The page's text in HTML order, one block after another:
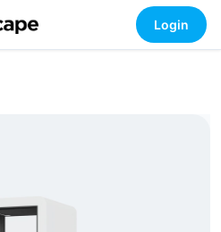
Login